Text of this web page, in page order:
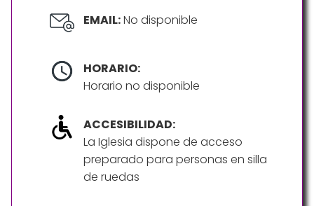
EMAIL:No disponible
HORARIO:
Horario no disponible
ACCESIBILIDAD:
La Iglesia dispone de acceso
preparado para personas en silla
de ruedas